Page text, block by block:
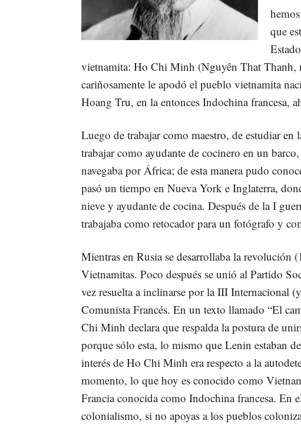
que
vietnamita: Ho Chi Minh (Nguyên That Thanh,
cariñosamente le apodó el pueblo vietnamita
Hoang Tru, en la entonces Indochina francesa,
Luego de trabajar como maestro, de estudiar en
trabajar como ayudante de cocinero en un
navegaba por África; de esta manera pudo
pasó un tiempo en Nueva York e Inglaterra,
nieve y ayudante de cocina. Después de la I
trabajaba como retocador para un fotógrafo y
Mientras en Rusia se desarrollaba la revolución
Vietnamitas. Poco después se unió al Partido
vez resuelta a inclinarse por la III Internacional
Comunista Francés. En un texto llamado “El
Chi Minh declara que respalda la postura de
porque sólo esta, lo mismo que Lenin estaban
interés de Ho Chi Minh era respecto a la
momento, lo que hoy es conocido como
Francia conocida como Indochina francesa. En
colonialismo, si no apoyas a los pueblos